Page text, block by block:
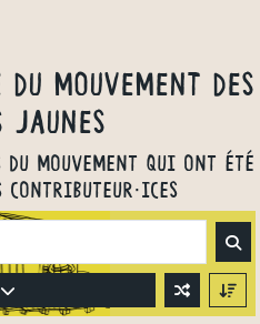
mouvement des
mouvement qui ont été
contributeur·ices